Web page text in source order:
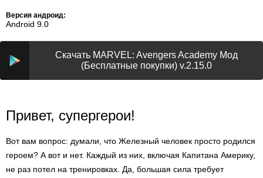
Версия андроид:
Android 9.0
Скачать MARVEL: Avengers Academy Мод
(Бесплатные покупки) v.2.15.0
Привет, супергерои!
Вот вам вопрос: думали, что Железный человек просто родился
героем? А вот и нет. Каждый из них, включая Капитана Америку,
не раз потел на тренировках. Да, большая сила требует